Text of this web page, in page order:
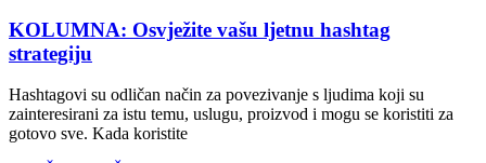
KOLUMNA: Osvježite vašu ljetnu hashtag
strategiju
Hashtagovi su odličan način za povezivanje s ljudima koji su
zainteresirani za istu temu, uslugu, proizvod i mogu se koristiti za
gotovo sve. Kada koristite